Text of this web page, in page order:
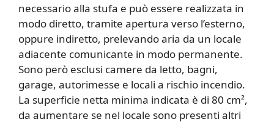
necessario alla stufa e può essere realizzata in
modo diretto, tramite apertura verso l’esterno,
oppure indiretto, prelevando aria da un locale
adiacente comunicante in modo permanente.
Sono però esclusi camere da letto, bagni,
garage, autorimesse e locali a rischio incendio.
La superficie netta minima indicata è di 80 cm²,
da aumentare se nel locale sono presenti altri